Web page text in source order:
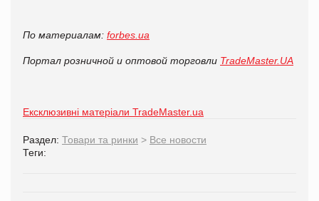
По материалам: forbes.ua
Портал розничной и оптовой торговли TradeMaster.UA
Ексклюзивні матеріали TradeMaster.ua
Раздел: Товари та ринки > Все новости
Теги: